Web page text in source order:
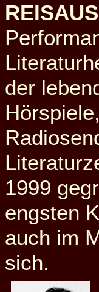
der
1999
engsten
auch im
sich.